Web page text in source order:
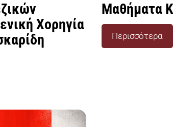
Χορηγία
Μαθήματα
Περισσότερα